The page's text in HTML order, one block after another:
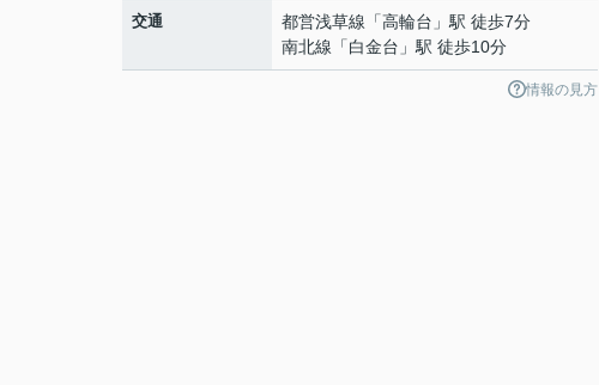
交通 都営浅草線 「高輪台 」駅 徒歩7分
南北線 「白金台 」駅 徒歩10分
情報の見方